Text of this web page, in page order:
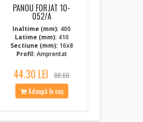
PANOU FORJAT 10-
052/A
Inaltime (mm): 400
Latime (mm): 410
Sectiune (mm): 16x8
Profil: Amprentat
44.30 LEI 88.60
Adaugă în coș